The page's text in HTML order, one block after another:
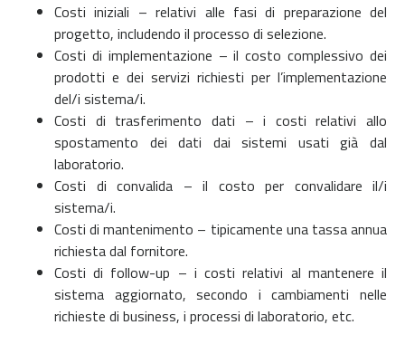
Costi iniziali – relativi alle fasi di preparazione del
progetto, includendo il processo di selezione.
Costi di implementazione – il costo complessivo dei
prodotti e dei servizi richiesti per l’implementazione
del/i sistema/i.
Costi di trasferimento dati – i costi relativi allo
spostamento dei dati dai sistemi usati già dal
laboratorio.
Costi di convalida – il costo per convalidare il/i
sistema/i.
Costi di mantenimento – tipicamente una tassa annua
richiesta dal fornitore.
Costi di follow-up – i costi relativi al mantenere il
sistema aggiornato, secondo i cambiamenti nelle
richieste di business, i processi di laboratorio, etc.